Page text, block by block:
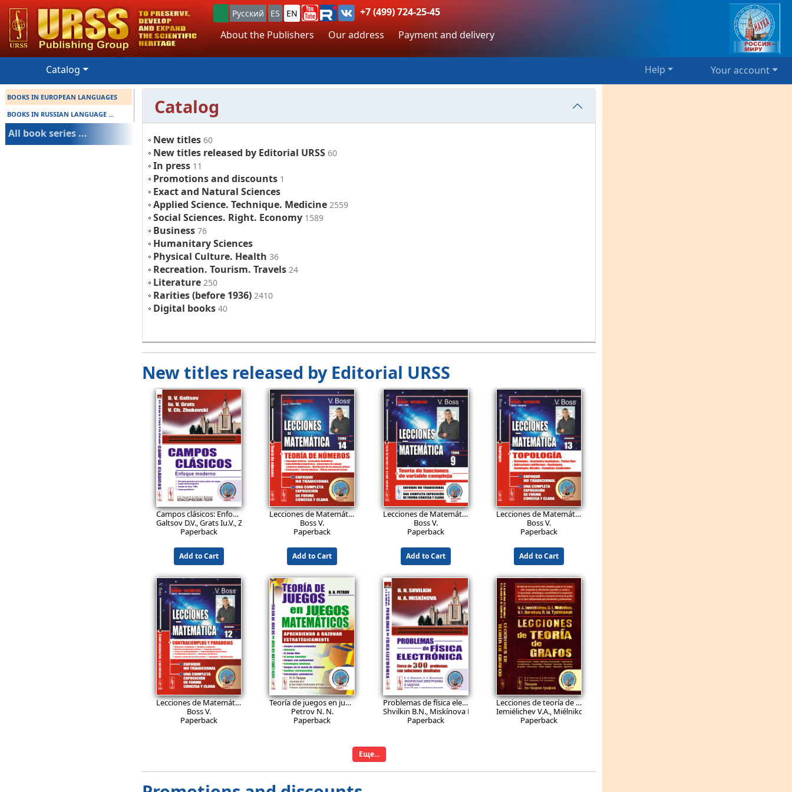
Русский ES EN
+7 (499) 724-25-45
About the Publishers
Our address Payment and delivery
Catalog Help Your account
BOOKS IN EUROPEAN LANGUAGES
BOOKS IN RUSSIAN LANGUAGE ...
All book series ...
Catalog
New titles 60
New titles released by Editorial URSS 60
In press 11
Promotions and discounts 1
Exact and Natural Sciences
Applied Science. Technique. Medicine 2559
Social Sciences. Right. Economy 1589
Business 76
Humanitary Sciences
Physical Culture. Health 36
Recreation. Tourism. Travels 24
Literature 250
Rarities (before 1936) 2410
Digital books 40
New titles released by Editorial URSS
27.9EUR
Campos clásicos: Enfoque moderno.
Ed.2, corregida
Galtsov D.V., Grats Iu.V., Zhukovski V.Ch.
Paperback
Add to Cart
26.9EUR
Lecciones de Matemática: Teoría de números. Conceptos básicos. Ecuaciones diofánticas. Indecidibilidad algorítmica. Extensiones de campos y números algebraicos. Distribución de los números primos. Criptografía. Curvas elípticas. Último teorema de Fermat.
Boss V.
Paperback
Add to Cart
26.9EUR
Lecciones de Matemática: Teoría de funciones de variable compleja.
Boss V.
Paperback
Add to Cart
26.9EUR
Lecciones de Matemática: Topología: Variedades. Invariantes topológicos. Puntos fijos. Aplicaciones multiformes. Homotopías, homologías, fibrados. Complejos simpliciales.
Boss V.
Paperback
Add to Cart
26.9
Lecciones de Matemática: Contraejemplos y paradojas: Números y conjuntos. Medida y categoría. Análisis matemático clásico. Espacios métricos. Teoría de probabilidades. Indecidibilidad algorítmica. Problemática discreta. Sistemas dinámicos. Juegos y teoría de las elecciones. Topología. Optimización.
Boss V.
Paperback
26.9EUR
Teoría de juegos en juegos matemáticos. Aprendiendo a razonar estratégicamente: Juegos predeterminados. Simetría. El juego Nim. El juego Jianshizi. Juegos con polinomios. Estrategias minimax. Juegos en la teoría de números. Análisis retrospectivo. Estrategias ganadoras.
Petrov N. N.
Paperback
36.9 EUR
Problemas de física electrónica: Cerca de 300 problemas con soluciones detalladas
Shvilkin B.N., Miskínova N.A.
Paperback
39.9EUR
Lecciones de teoría de grafos
Iemiélichev V.A., Miélnikov O.I., Sarvánov V.I., Tyshkiévich R.Ió.
Paperback
Еще...